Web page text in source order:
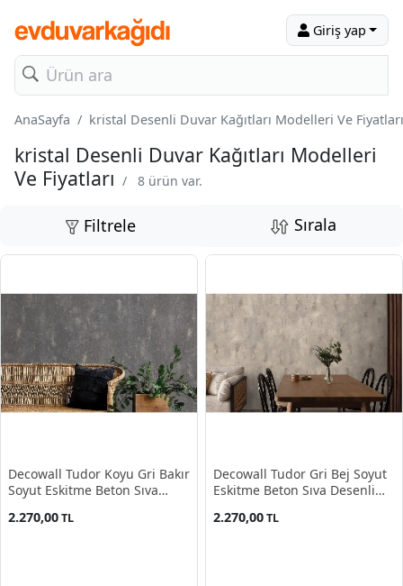
Giriş yap
AnaSayfa kristal Desenli Duvar Kağıtları Modelleri Ve Fiyatları
kristal Desenli Duvar Kağıtları Modelleri
Ve Fiyatları / 8 ürün var.
Filtrele Sırala
Decowall Tudor Koyu Gri Bakır
Soyut Eskitme Beton Sıva
16.50 M²
2.270,00TL
Decowall Tudor Gri Bej Soyut
Eskitme Beton Sıva Desenli
M²
2.270,00TL